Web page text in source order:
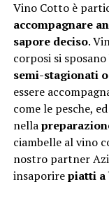
Vino Cotto è
accompagnare
sapore deciso.
corposi si
semi-stagionati
essere
come le pesche,
nella
ciambelle al vino
nostro partner
insaporirepiatti a